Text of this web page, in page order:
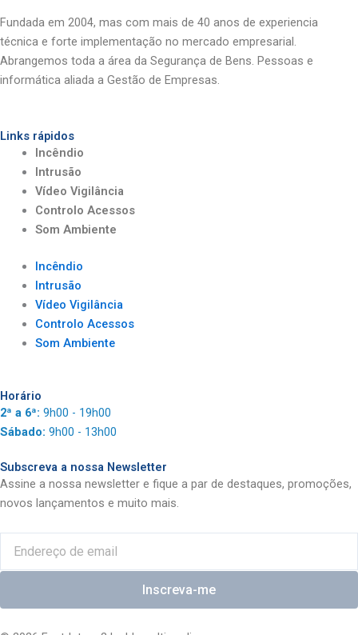
Fundada em 2004, mas com mais de 40 anos de experiencia
técnica e forte implementação no mercado empresarial.
Abrangemos toda a área da Segurança de Bens. Pessoas e
informática aliada a Gestão de Empresas.
Links rápidos
Incêndio
Intrusão
Vídeo Vigilância
Controlo Acessos
Som Ambiente
Incêndio
Intrusão
Vídeo Vigilância
Controlo Acessos
Som Ambiente
Horário
2ª a 6ª: 9h00 - 19h00
Sábado: 9h00 - 13h00
Subscreva a nossa Newsletter
Assine a nossa newsletter e fique a par de destaques, promoções,
novos lançamentos e muito mais.
Inscreva-me